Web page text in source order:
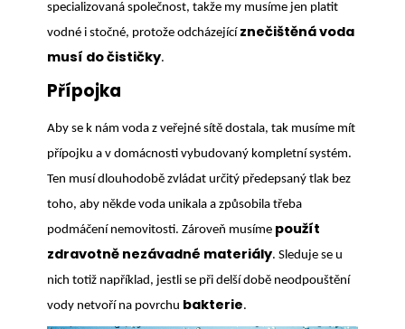
specializovaná společnost, takže my musíme jen platit
vodné i stočné, protože odcházející znečištěná voda
musí do čističky.
Přípojka
Aby se k nám voda z veřejné sítě dostala, tak musíme mít
přípojku a v domácnosti vybudovaný kompletní systém.
Ten musí dlouhodobě zvládat určitý předepsaný tlak bez
toho, aby někde voda unikala a způsobila třeba
podmáčení nemovitosti. Zároveň musíme použít
zdravotně nezávadné materiály. Sleduje se u
nich totiž například, jestli se při delší době neodpouštění
vody netvoří na povrchu bakterie.